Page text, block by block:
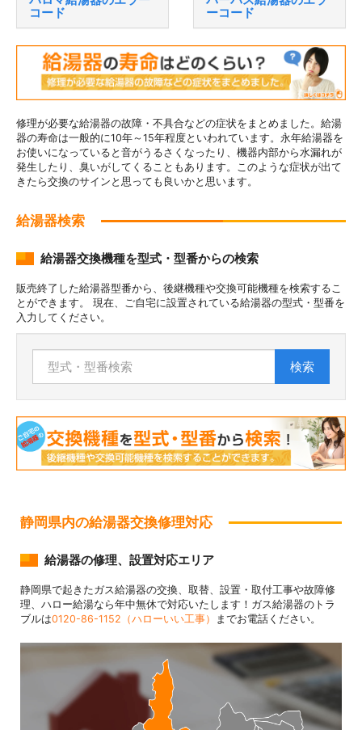
コード
ーコード
修理が必要な給湯器の故障・不具合などの症状をまとめました。給湯
器の寿命は一般的に10年～15年程度といわれています。永年給湯器を
お使いになっていると音がうるさくなったり、機器内部から水漏れが
発生したり、臭いがしてくることもあります。このような症状が出て
きたら交換のサインと思っても良いかと思います。
給湯器検索
給湯器交換機種を型式・型番からの検索
販売終了した給湯器型番から、後継機種や交換可能機種を検索するこ
とができます。 現在、ご自宅に設置されている給湯器の型式・型番を
入力してください。
検索
静岡県内の給湯器交換修理対応
給湯器の修理、設置対応エリア
静岡県で起きたガス給湯器の交換、取替、設置・取付工事や故障修
理、ハロー給湯なら年中無休で対応いたします！ガス給湯器のトラ
ブルは0120-86-1152（ハローいい工事） までお電話ください。